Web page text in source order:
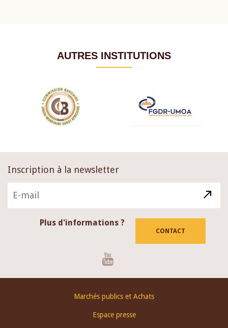
AUTRES INSTITUTIONS
Inscription à la newsletter
Plus d'informations ?
CONTACT
Marchés publics et Achats
Espace presse